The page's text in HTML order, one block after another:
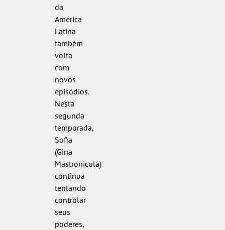
da
América
Latina
também
volta
com
novos
episódios.
Nesta
segunda
temporada,
Sofia
(Gina
Mastronicola)
continua
tentando
controlar
seus
poderes,